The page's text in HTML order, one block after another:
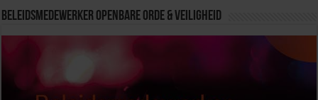
Beleidsmedewerker Openbare Orde & Veiligheid